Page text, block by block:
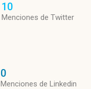
10
Menciones de Twitter
0
Menciones de Linkedin